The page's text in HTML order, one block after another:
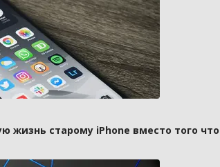
жизнь старому iPhone вместо того